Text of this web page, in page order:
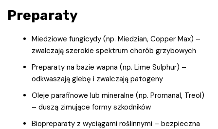
Preparaty
Miedziowe fungicydy (np. Miedzian, Copper Max) –
zwalczają szerokie spektrum chorób grzybowych
Preparaty na bazie wapna (np. Lime Sulphur) –
odkwaszają glebę i zwalczają patogeny
Oleje parafinowe lub mineralne (np. Promanal, Treol)
– duszą zimujące formy szkodników
Biopreparaty z wyciągami roślinnymi – bezpieczna